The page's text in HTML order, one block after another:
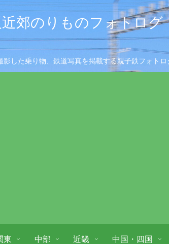
郊のりものフォトログ
した乗り物、鉄道写真を掲載する親子鉄フォト
東 中部 近畿 中国・四国